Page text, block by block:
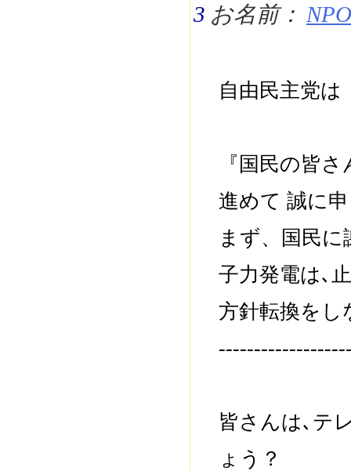
3 お名前：
自由民主党は
『国民の皆
進めて 誠に
まず、国民
子力発電は､
方針転換をし
皆さんは､テ
ょう？